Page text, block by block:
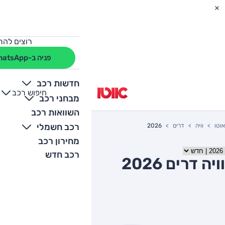
רוצים
פניה ב-WhatsApp
חדשות רכב
מבחני רכב
השוואות רכב
רכב חשמלי
מחירון רכב
רכב חדש
חיפוש רכב
+
-
אוטו וויה דרים 2026
וויה דרים 2026